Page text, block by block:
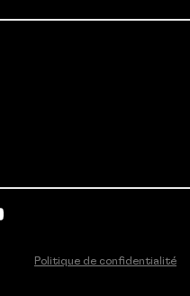
Politique de confidentialité